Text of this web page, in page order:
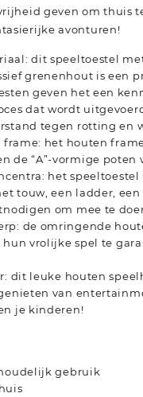
geven om thuis
avonturen!
dit speeltoestel
grenenhout is een
geven het een
dat wordt
tegen rotting en
frame: het houten
de “A”-vormige
het
touw, een ladder,
om mee te
de omringende
vrolijke spel te
dit leuke houten
van
je kinderen!
gebruik